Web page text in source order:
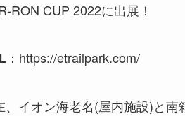
RON CUP 2022に出展！
：https://etrailpark.com/
、イオン海老名(屋内施設)と